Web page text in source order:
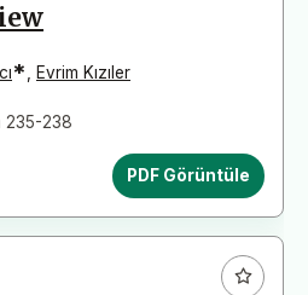
* Evrim Kızıler
235-238
PDF Görüntüle